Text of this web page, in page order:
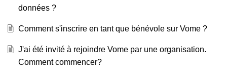
données ?
Comment s'inscrire en tant que bénévole sur Vome ?
J'ai été invité à rejoindre Vome par une organisation.
Comment commencer?